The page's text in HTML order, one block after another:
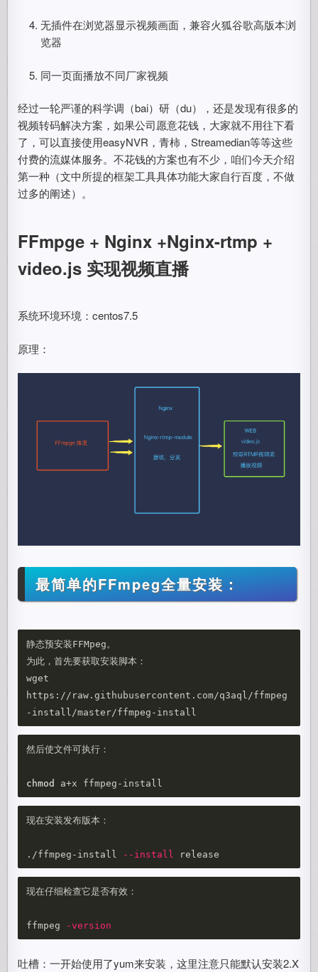
无插件在浏览器显示视频画面，兼容火狐谷歌高版本浏
览器
同一页面播放不同厂家视频
经过一轮严谨的科学调（bai）研（du），还是发现有很多的
视频转码解决方案，如果公司愿意花钱，大家就不用往下看
了，可以直接使用easyNVR，青柿，Streamedian等等这些
付费的流媒体服务。不花钱的方案也有不少，咱们今天介绍
第一种（文中所提的框架工具具体功能大家自行百度，不做
过多的阐述）。
FFmpge + Nginx +Nginx-rtmp +
video.js 实现视频直播
系统环境环境：centos7.5
原理：
最简单的FFmpeg全量安装：
静态预安装FFMpeg。
为此，首先要获取安装脚本：
wget
https://raw.githubusercontent.com/q3aql/ffmpeg
然后使文件可执行：
chmod
现在安装发布版本：
./ffmpeg-install --install
现在仔细检查它是否有效：
ffmpeg -version
吐槽：一开始使用了yum来安装，这里注意只能默认安装2.X